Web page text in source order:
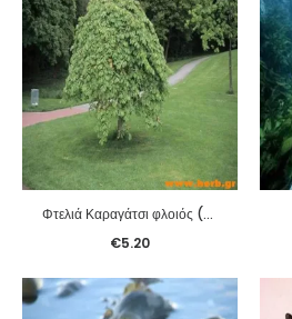
Φτελιά Καραγάτσι φλοιός (Ulmus fulva) 100γρ.
€5.20